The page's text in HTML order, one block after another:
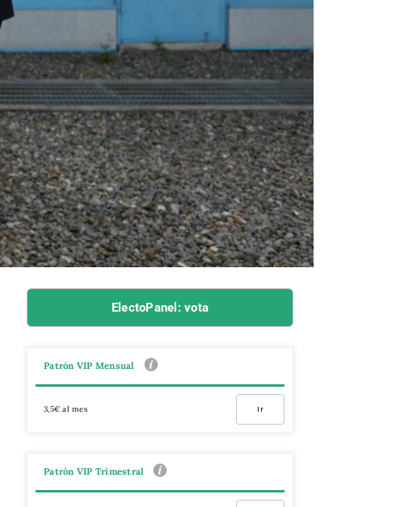
ElectoPanel: vota
Patrón VIP Mensual
3,5€ al mes Ir
Patrón VIP Trimestral